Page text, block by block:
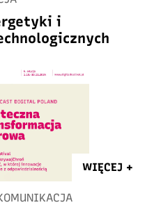
i
WIĘCEJ +